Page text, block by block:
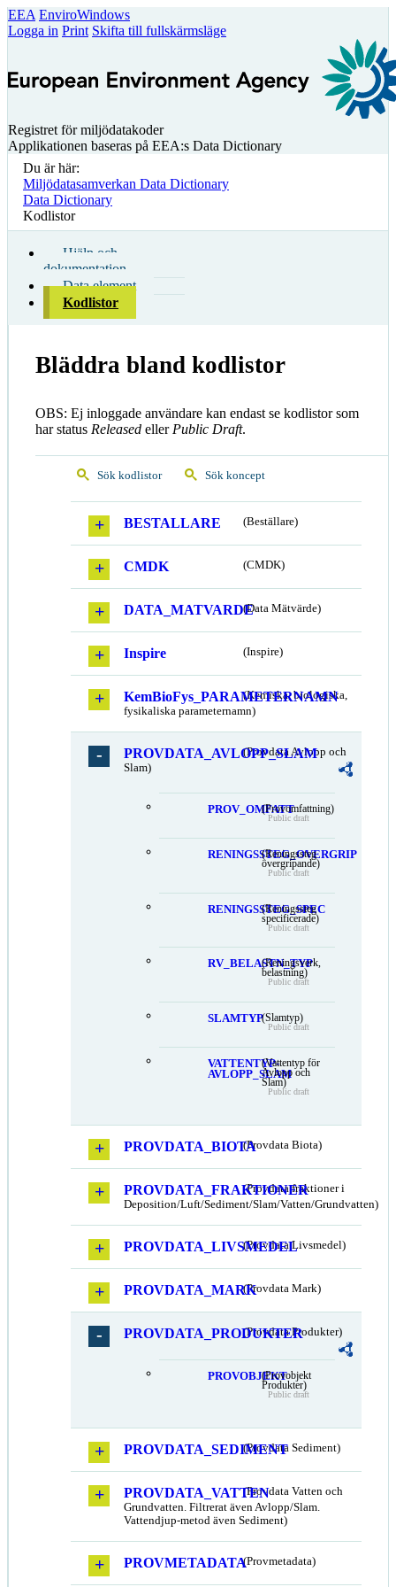
EEA EnviroWindows
Logga in Print Skifta till fullskärmsläge
Registret för miljödatakoder
Applikationen baseras på EEA:s Data Dictionary
Du är här:
Miljödatasamverkan Data Dictionary
Data Dictionary
Kodlistor
Hjälp och
dokumentation
Data element
Kodlistor
Bläddra bland kodlistor
OBS: Ej inloggade användare kan endast se kodlistor som
har status Released eller Public Draft.
Sök kodlistor Sök koncept
BESTALLARE (Beställare)
CMDK (CMDK)
DATA_MATVARDE(Data Mätvärde)
Inspire (Inspire)
KemBioFys_PARAMETERNAMN
(Kemiska, biologiska,
fysikaliska parameternamn)
PROVDATA_AVLOPP_SLAM
(Provdata Avlopp och
Slam)
PROV_OMFATT(Provomfattning)
Public draft
RENINGSSTEG_OVERGRIP
(Reningssteg
övergripande)
Public draft
RENINGSSTEG_SPEC
(Reningssteg
specificerade)
Public draft
RV_BELASTN_TYP
(Reningsverk,
belastning)
Public draft
SLAMTYP(Slamtyp)
Public draft
VATTENTYP-
AVLOPP_SLAM
(Vattentyp för
Avlopp och
Slam)
Public draft
PROVDATA_BIOTA(Provdata Biota)
PROVDATA_FRAKTIONER
(Provdata fraktioner i
Deposition/Luft/Sediment/Slam/Vatten/Grundvatten)
PROVDATA_LIVSMEDEL
(Provdata Livsmedel)
PROVDATA_MARK(Provdata Mark)
PROVDATA_PRODUKTER
(Provdata Produkter)
PROVOBJEKT(Provobjekt
Produkter)
Public draft
PROVDATA_SEDIMENT(Provdata Sediment)
PROVDATA_VATTEN(Provdata Vatten och
Grundvatten. Filtrerat även Avlopp/Slam.
Vattendjup-metod även Sediment)
PROVMETADATA(Provmetadata)